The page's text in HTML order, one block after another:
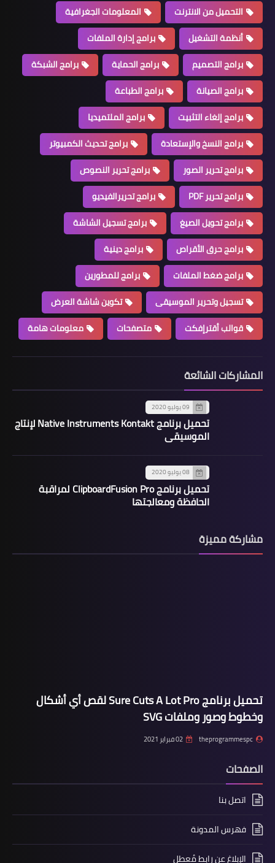
التحميل من الانترنت
المعلومات الجغرافية
أنظمة التشغيل
برامج إدارة الملفات
برامج التصميم
برامج الحماية
برامج الشبكة
برامج الصيانة
برامج الطباعة
برامج إلغاء التثبيت
برامج الملتميديا
برامج النسخ والإستعادة
برامج تحديث الكمبيوتر
برامج تحرير الصور
برامج تحرير النصوص
برامج تحرير PDF
برامج تحريرالفيديو
برامج تحويل الصيغ
برامج تسجيل الشاشة
برامج حرق الأقراص
برامج دينية
برامج ضغط الملفات
برامج للمطورين
تسجيل وتحرير الموسيقى
تكوين شاشة العرض
قوالب أقترإفكت
متصفحات معلومات هامة
المشاركات الشائعة
09 يوليو 2020
تحميل برنامج Native Instruments Kontakt لإنتاج
الموسيقى
08 يوليو 2020
تحميل برنامج ClipboardFusion Pro لمراقبة
الحافظة ومعالجتها
مشاركة مميزة
تحميل برنامج Sure Cuts A Lot Pro لقص أي أشكال
وخطوط وصور وملفات SVG
theprogrammespc 02 فبراير 2021
الصفحات
اتصل بنا
فهرس المدونة
الإبلاغ عن رابط مُعطل